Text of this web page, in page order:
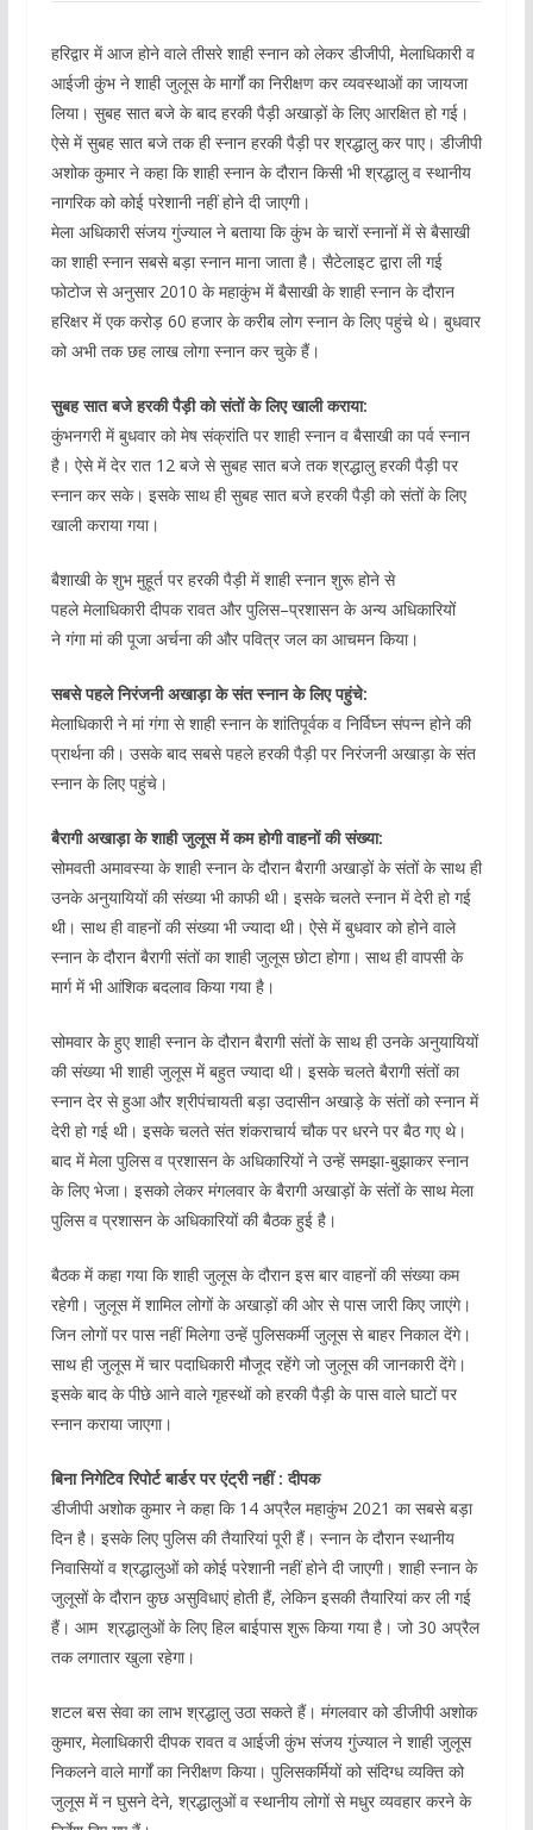
हरिद्वार में आज होने वाले तीसरे शाही स्नान को लेकर डीजीपी, मेलाधिकारी व
आईजी कुंभ ने शाही जुलूस के मार्गों का निरीक्षण कर व्यवस्थाओं का जायजा
लिया। सुबह सात बजे के बाद हरकी पैड़ी अखाड़ों के लिए आरक्षित हो गई।
ऐसे में सुबह सात बजे तक ही स्नान हरकी पैड़ी पर श्रद्धालु कर पाए। डीजीपी
अशोक कुमार ने कहा कि शाही स्नान के दौरान किसी भी श्रद्धालु व स्थानीय
नागरिक को कोई परेशानी नहीं होने दी जाएगी।
मेला अधिकारी संजय गुंज्याल ने बताया कि कुंभ के चारों स्नानों में से बैसाखी
का शाही स्नान सबसे बड़ा स्नान माना जाता है। सैटेलाइट द्वारा ली गई
फोटोज से अनुसार 2010 के महाकुंभ में बैसाखी के शाही स्नान के दौरान
हरिक्षर में एक करोड़ 60 हजार के करीब लोग स्नान के लिए पहुंचे थे। बुधवार
को अभी तक छह लाख लोगा स्नान कर चुके हैं।
सुबह सात बजे हरकी पैड़ी को संतों के लिए खाली कराया:
कुंभनगरी में बुधवार को मेष संक्रांति पर शाही स्नान व बैसाखी का पर्व स्नान
है। ऐसे में देर रात 12 बजे से सुबह सात बजे तक श्रद्धालु हरकी पैड़ी पर
स्नान कर सके। इसके साथ ही सुबह सात बजे हरकी पैड़ी को संतों के लिए
खाली कराया गया।
बैशाखी के शुभ मुहूर्त पर हरकी पैड़ी में शाही स्नान शुरू होने से
पहले मेलाधिकारी दीपक रावत और पुलिस–प्रशासन के अन्य अधिकारियों
ने गंगा मां की पूजा अर्चना की और पवित्र जल का आचमन किया।
सबसे पहले निरंजनी अखाड़ा के संत स्नान के लिए पहुंचे:
मेलाधिकारी ने मां गंगा से शाही स्नान के शांतिपूर्वक व निर्विघ्न संपन्न होने की
प्रार्थना की। उसके बाद सबसे पहले हरकी पैड़ी पर निरंजनी अखाड़ा के संत
स्नान के लिए पहुंचे।
बैरागी अखाड़ा के शाही जुलूस में कम होगी वाहनों की संख्या:
सोमवती अमावस्या के शाही स्नान के दौरान बैरागी अखाड़ों के संतों के साथ ही
उनके अनुयायियों की संख्या भी काफी थी। इसके चलते स्नान में देरी हो गई
थी। साथ ही वाहनों की संख्या भी ज्यादा थी। ऐसे में बुधवार को होने वाले
स्नान के दौरान बैरागी संतों का शाही जुलूस छोटा होगा। साथ ही वापसी के
मार्ग में भी आंशिक बदलाव किया गया है।
सोमवार केे हुए शाही स्नान के दौरान बैरागी संतों के साथ ही उनके अनुयायियों
की संख्या भी शाही जुलूस में बहुत ज्यादा थी। इसके चलते बैरागी संतों का
स्नान देर से हुआ और श्रीपंचायती बड़ा उदासीन अखाड़े के संतों को स्नान में
देरी हो गई थी। इसके चलते संत शंकराचार्य चौक पर धरने पर बैठ गए थे।
बाद में मेला पुलिस व प्रशासन के अधिकारियों ने उन्हें समझा-बुझाकर स्नान
के लिए भेजा। इसको लेकर मंगलवार के बैरागी अखाड़ों के संतों के साथ मेला
पुलिस व प्रशासन के अधिकारियों की बैठक हुई है।
बैठक में कहा गया कि शाही जुलूस के दौरान इस बार वाहनों की संख्या कम
रहेगी। जुलूस में शामिल लोगों के अखाड़ों की ओर से पास जारी किए जाएंगे।
जिन लोगों पर पास नहीं मिलेगा उन्हें पुलिसकर्मी जुलूस से बाहर निकाल देंगे।
साथ ही जुलूस में चार पदाधिकारी मौजूद रहेंगे जो जुलूस की जानकारी देंगे।
इसके बाद के पीछे आने वाले गृहस्थों को हरकी पैड़ी के पास वाले घाटों पर
स्नान कराया जाएगा।
बिना निगेटिव रिपोर्ट बार्डर पर एंट्री नहीं : दीपक
डीजीपी अशोक कुमार ने कहा कि 14 अप्रैल महाकुंभ 2021 का सबसे बड़ा
दिन है। इसके लिए पुलिस की तैयारियां पूरी हैं। स्नान के दौरान स्थानीय
निवासियों व श्रद्धालुओं को कोई परेशानी नहीं होने दी जाएगी। शाही स्नान के
जुलूसों के दौरान कुछ असुविधाएं होती हैं, लेकिन इसकी तैयारियां कर ली गई
हैं। आम श्रद्धालुओं के लिए हिल बाईपास शुरू किया गया है। जो 30 अप्रैल
तक लगातार खुला रहेगा।
शटल बस सेवा का लाभ श्रद्धालु उठा सकते हैं। मंगलवार को डीजीपी अशोक
कुमार, मेलाधिकारी दीपक रावत व आईजी कुंभ संजय गुंज्याल ने शाही जुलूस
निकलने वाले मार्गों का निरीक्षण किया। पुलिसकर्मियों को संदिग्ध व्यक्ति को
जुलूस में न घुसने देने, श्रद्धालुओं व स्थानीय लोगों से मधुर व्यवहार करने के